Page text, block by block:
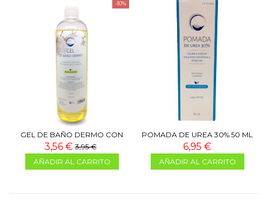
-10%
GEL DE BAÑO DERMO CON
ACEITE DE ALMENDRAS 750
ML
3,56 €3,95 €
AÑADIR AL CARRITO
POMADA DE UREA 30% 50 ML
6,95 €
AÑADIR AL CARRITO